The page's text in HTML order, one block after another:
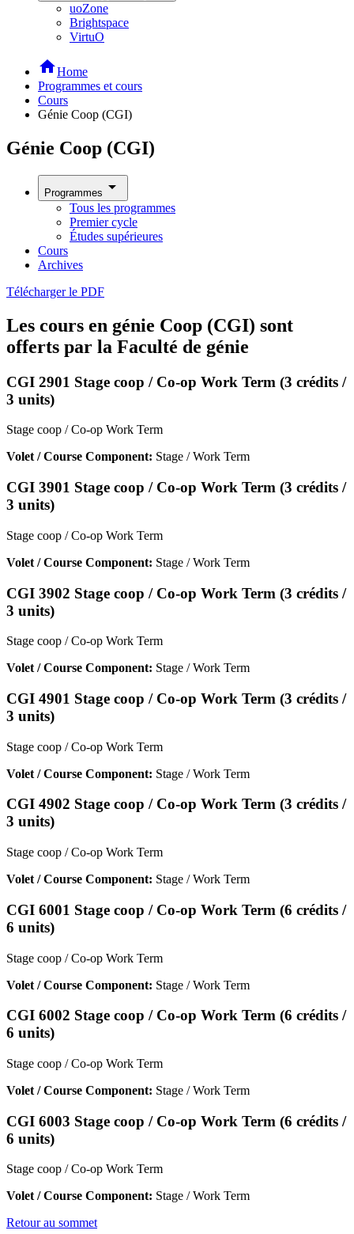
uoZone
Brightspace
VirtuO
homeHome
Programmes et cours
Cours
Génie Coop (CGI)
Génie Coop (CGI)
Programmes arrow_drop_down
Tous les programmes
Premier cycle
Études supérieures
Cours
Archives
Télécharger le PDF
Les cours en génie Coop (CGI) sont
offerts par la Faculté de génie
CGI 2901 Stage coop / Co-op Work Term (3 crédits /
3 units)
Stage coop / Co-op Work Term
Volet / Course Component: Stage / Work Term
CGI 3901 Stage coop / Co-op Work Term (3 crédits /
3 units)
Stage coop / Co-op Work Term
Volet / Course Component: Stage / Work Term
CGI 3902 Stage coop / Co-op Work Term (3 crédits /
3 units)
Stage coop / Co-op Work Term
Volet / Course Component: Stage / Work Term
CGI 4901 Stage coop / Co-op Work Term (3 crédits /
3 units)
Stage coop / Co-op Work Term
Volet / Course Component: Stage / Work Term
CGI 4902 Stage coop / Co-op Work Term (3 crédits /
3 units)
Stage coop / Co-op Work Term
Volet / Course Component: Stage / Work Term
CGI 6001 Stage coop / Co-op Work Term (6 crédits /
6 units)
Stage coop / Co-op Work Term
Volet / Course Component: Stage / Work Term
CGI 6002 Stage coop / Co-op Work Term (6 crédits /
6 units)
Stage coop / Co-op Work Term
Volet / Course Component: Stage / Work Term
CGI 6003 Stage coop / Co-op Work Term (6 crédits /
6 units)
Stage coop / Co-op Work Term
Volet / Course Component: Stage / Work Term
Retour au sommet